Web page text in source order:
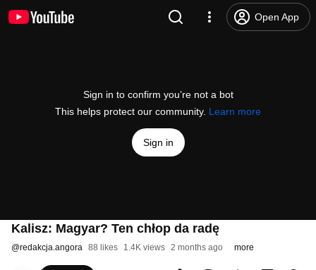
Open App
Sign in to confirm you’re not a bot
This helps protect our community. Learn more
Sign in
Kalisz: Magyar? Ten chłop da radę
@redakcja.angora 88 likes 1.4K views 2 months ago more